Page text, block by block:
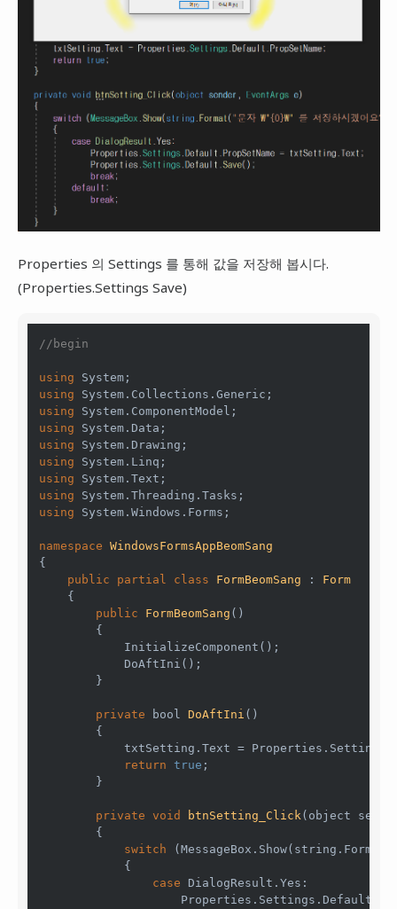
Properties 의 Settings 를 통해 값을 저장해 봅시다.
(Properties.Settings Save)
//begin
using
using
using
using
using
using
using
using
using System.Windows.Forms;
namespace WindowsFormsAppBeomSang
{
public
partial class FormBeomSang : Form
    {
public
FormBeomSang ()
        {
            InitializeComponent();
            DoAftIni();
        }
private bool DoAftIni ()
        {
txtSetting.Text =
return true ;
        }
private void btnSetting_Click ( object
        {
switch (MessageBox.Show( string .Format(
            {
case DialogResult.Yes: